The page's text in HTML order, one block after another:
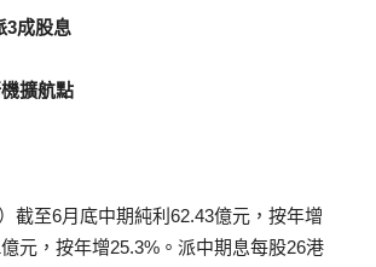
3成股息
擴航點
截至6月底中期純利62.43億元，按年增
元，按年增25.3%。派中期息每股26港